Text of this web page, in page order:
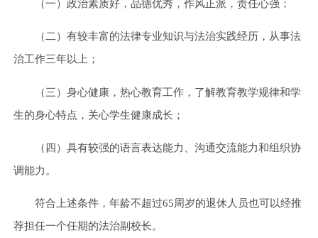
（一）政治素质好，品德优秀，作风正派，责任心强；
（二）有较丰富的法律专业知识与法治实践经历，从事法
治工作三年以上；
（三）身心健康，热心教育工作，了解教育教学规律和学
生的身心特点，关心学生健康成长；
（四）具有较强的语言表达能力、沟通交流能力和组织协
调能力。
符合上述条件，年龄不超过65周岁的退休人员也可以经推
荐担任一个任期的法治副校长。